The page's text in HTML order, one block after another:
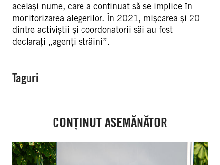
același nume, care a continuat să se implice în
monitorizarea alegerilor. În 2021, mișcarea și 20
dintre activiștii și coordonatorii săi au fost
declarați „agenți străini”.
Taguri
CONȚINUT ASEMĂNĂTOR
FIFA:
Criza